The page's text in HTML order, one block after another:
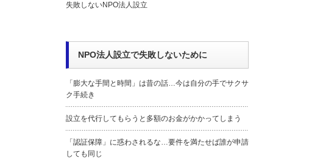
失敗しないNPO法人設立
NPO法人設立で失敗しないために
「膨大な手間と時間」は昔の話…今は自分の手でサクサ
ク手続き
設立を代行してもらうと多額のお金がかかってしまう
「認証保障」に惑わされるな…要件を満たせば誰が申請
しても同じ